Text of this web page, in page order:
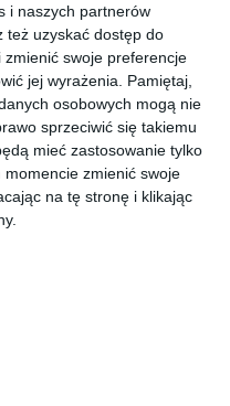
i naszych partnerów
też uzyskać dostęp do
zmienić swoje preferencje
jej wyrażenia.
Pamiętaj,
osobowych mogą nie
sprzeciwić się takiemu
mieć zastosowanie tylko
zmienić swoje
na tę stronę i klikając
Projekt JAPAN